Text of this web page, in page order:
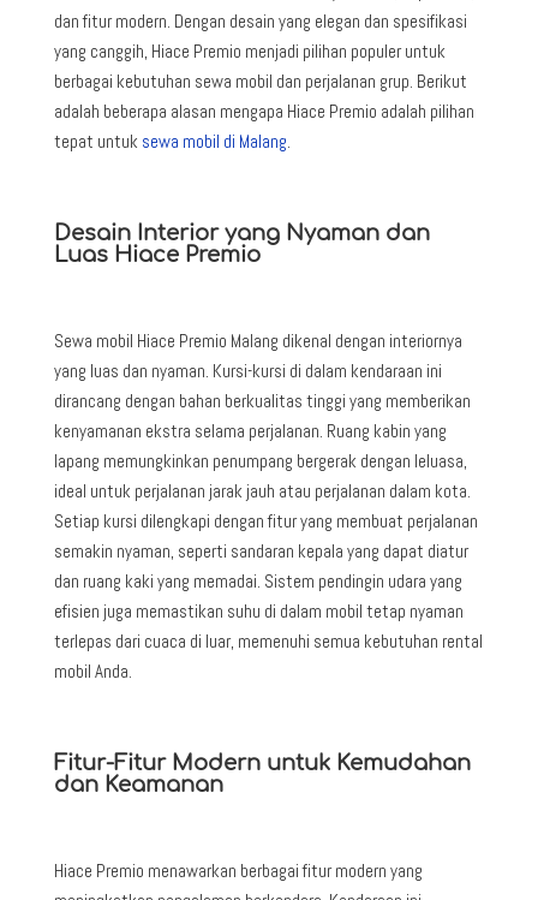
dan fitur modern. Dengan desain yang elegan dan spesifikasi
yang canggih, Hiace Premio menjadi pilihan populer untuk
berbagai kebutuhan sewa mobil dan perjalanan grup. Berikut
adalah beberapa alasan mengapa Hiace Premio adalah pilihan
tepat untuk sewa mobil di Malang.
Desain Interior yang Nyaman dan
Luas Hiace Premio
Sewa mobil Hiace Premio Malang dikenal dengan interiornya
yang luas dan nyaman. Kursi-kursi di dalam kendaraan ini
dirancang dengan bahan berkualitas tinggi yang memberikan
kenyamanan ekstra selama perjalanan. Ruang kabin yang
lapang memungkinkan penumpang bergerak dengan leluasa,
ideal untuk perjalanan jarak jauh atau perjalanan dalam kota.
Setiap kursi dilengkapi dengan fitur yang membuat perjalanan
semakin nyaman, seperti sandaran kepala yang dapat diatur
dan ruang kaki yang memadai. Sistem pendingin udara yang
efisien juga memastikan suhu di dalam mobil tetap nyaman
terlepas dari cuaca di luar, memenuhi semua kebutuhan rental
mobil Anda.
Fitur-Fitur Modern untuk Kemudahan
dan Keamanan
Hiace Premio menawarkan berbagai fitur modern yang